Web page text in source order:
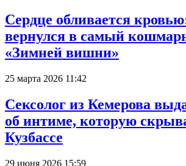
Сердце обливается
вернулся в самый
«Зимней вишни»
25 марта 2026 11:42
Сексолог из Кемерова
об интиме, которую
Кузбассе
29 июня 2026 15:59